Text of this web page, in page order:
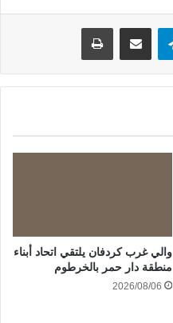
والي غرب كردفان يلتقي اتحاد أبناء
منطقة دار حمر بالخرطوم
2026/08/06